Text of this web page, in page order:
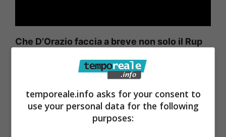
Che D’Orazio faccia a breve non solo il Rup
di queste due opere ma qualcos’altro e di più
importante la conferma arriva dal comune
di…Pomigliano d’Arco, in provincia di Napoli
L’attuale e inamovibile dirigente del settore
Urbanistica del comune di Formia
temporeale.info asks for your consent to
use your personal data for the following
purposes: